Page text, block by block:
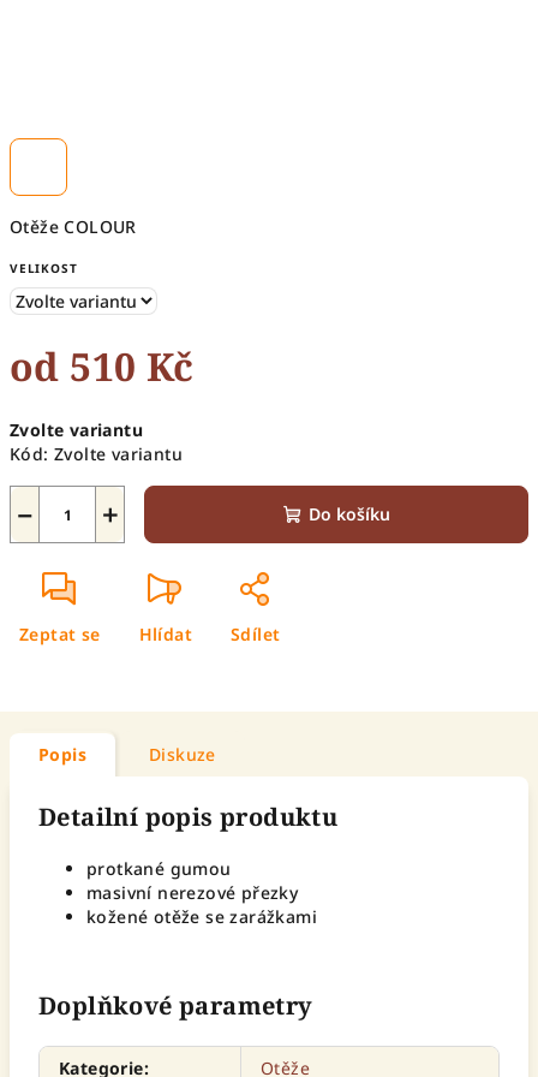
Otěže COLOUR
VELIKOST
od 510 Kč
cena:
Zvolte variantu
Kód: Zvolte variantu
+
− Do košíku
Zeptat se Hlídat Sdílet
Popis Diskuze
Detailní popis produktu
protkané gumou
masivní nerezové přezky
kožené otěže se zarážkami
Doplňkové parametry
Kategorie:
Otěže